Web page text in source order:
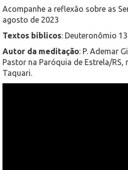
Acompanhe a reflexão sobre as
agosto de 2023
Textos bíblicos: Deuteronômio
Autor da meditação: P. Ademar
Pastor na Paróquia de Estrela/RS,
Taquari.